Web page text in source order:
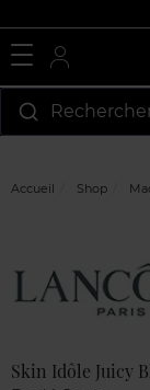
Accueil Shop
Skin Idôle Juicy